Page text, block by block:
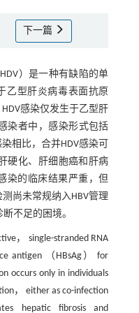
下一篇
）是一种有缺陷的单
乙型肝炎病毒表面抗原
HDV感染仅发生于乙型肝
染者中，感染形式包括
相比，合并HDV感染可
硬化、肝细胞癌和肝病
染的临床结果严重，但
尚未常规纳入HBV管理
不足的困境。
， single-stranded RNA
antigen （HBsAg） for
occurs only in individuals
， either as co-infection
hepatic fibrosis and